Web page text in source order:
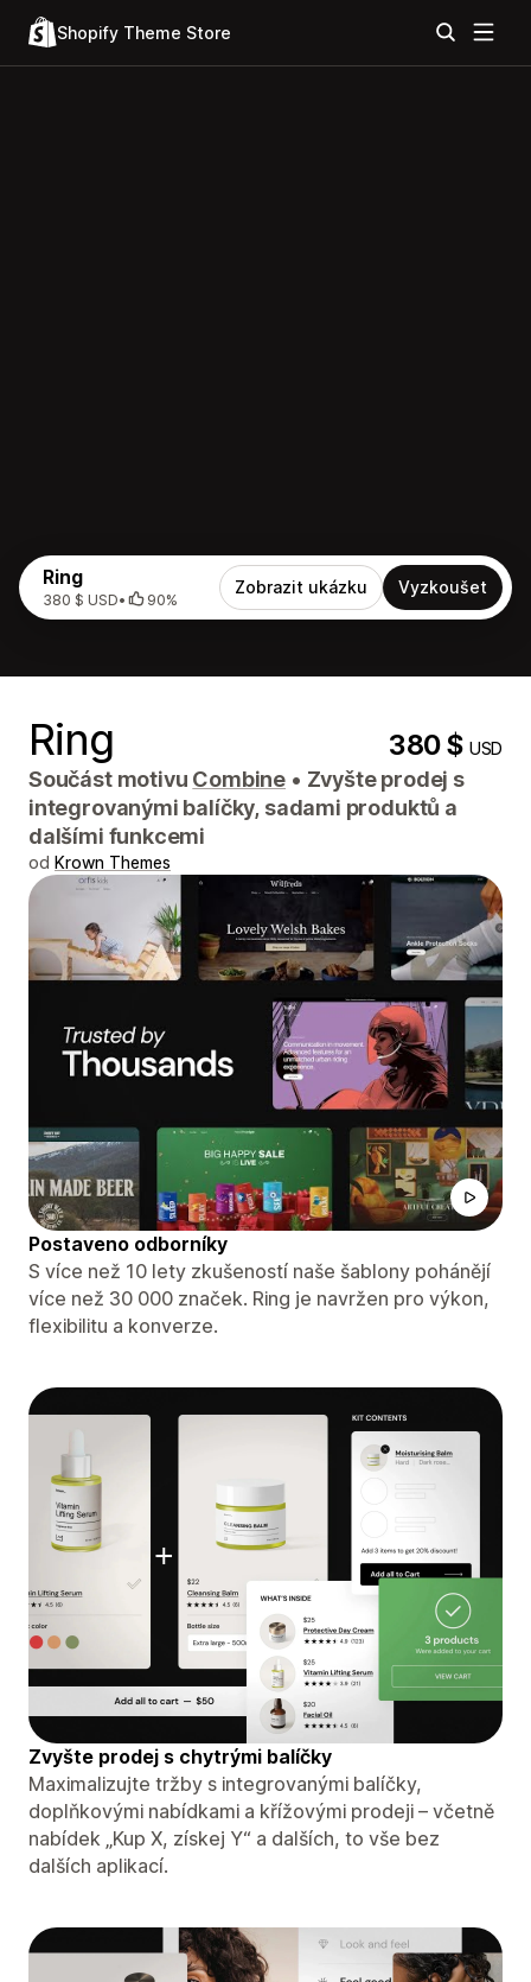
Shopify Theme Store
Ring
380 $ USD• 90%
Zobrazit ukázku Vyzkoušet
Ring 380 $USD
Součást motivu Combine • Zvyšte prodej s
integrovanými balíčky, sadami produktů a
dalšími funkcemi
od Krown Themes
Postaveno odborníky
S více než 10 lety zkušeností naše šablony pohánějí
více než 30 000 značek. Ring je navržen pro výkon,
flexibilitu a konverze.
Zvyšte prodej s chytrými balíčky
Maximalizujte tržby s integrovanými balíčky,
doplňkovými nabídkami a křížovými prodeji – včetně
nabídek „Kup X, získej Y“ a dalších, to vše bez
dalších aplikací.